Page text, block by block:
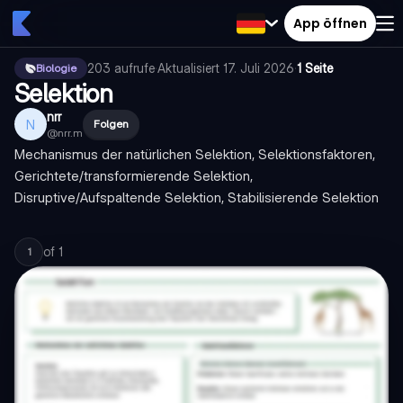
App öffnen
Biologie 203 aufrufe·Aktualisiert 17. Juli 2026·1 Seite
Selektion
N nrr
@nrr.m
Folgen
Mechanismus der natürlichen Selektion, Selektionsfaktoren,
Gerichtete/transformierende Selektion,
Disruptive/Aufspaltende Selektion, Stabilisierende Selektion
1 of 1